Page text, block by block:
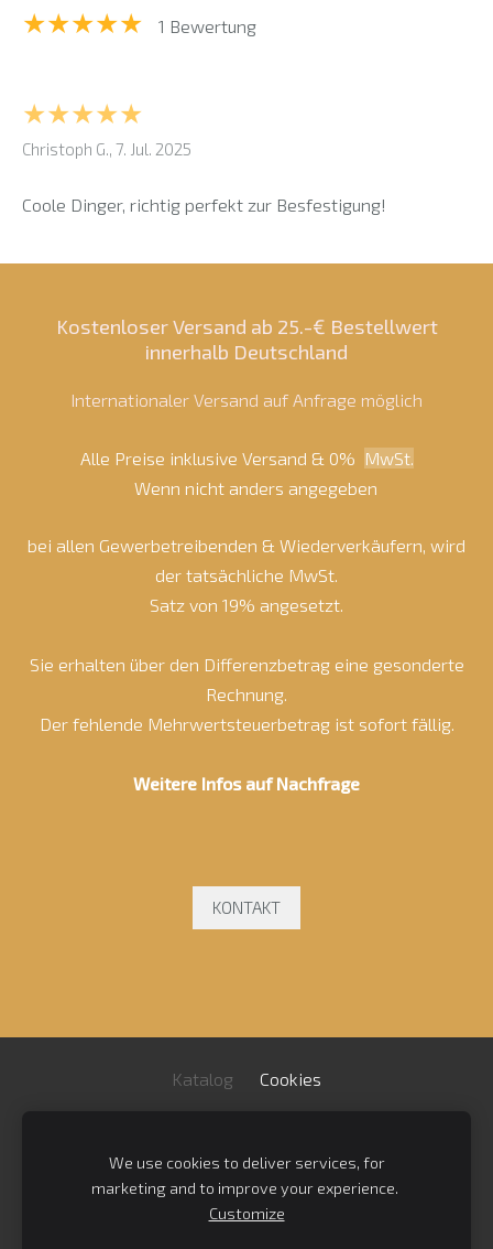
Kostenloser Versand ab 25.-€ Bestellwert
innerhalb Deutschland
Internationaler Versand auf Anfrage möglich
Alle Preise inklusive Versand & 0% MwSt.
Wenn nicht anders angegeben
bei allen Gewerbetreibenden & Wiederverkäufern, wird
der tatsächliche MwSt.
Satz von 19% angesetzt.
Sie erhalten über den Differenzbetrag eine gesonderte
Rechnung.
Der fehlende Mehrwertsteuerbetrag ist sofort fällig.
Weitere Infos auf Nachfrage
KONTAKT
★★★★★
1 Bewertung
★★★★★
Christoph G., 7. Jul. 2025
Coole Dinger, richtig perfekt zur Besfestigung!
Katalog Cookies
Datenschutzrichtlinie/Kontakt
Bregenzer Straße 9-11 / Gewerbegebiet Ost / 03130
We use cookies to deliver services, for
marketing and to improve your experience.
Customize